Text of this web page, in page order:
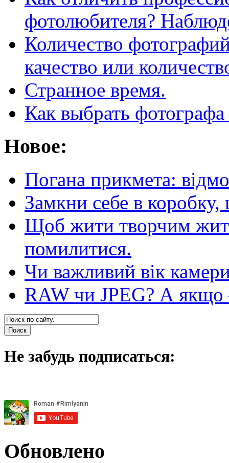
фотолюбителя?
Количество
качество или
Странное время.
Как выбрать
Новое:
Погана прикмета:
Замкни себе в
Щоб жити творчим
помилитися.
Чи важливий вік
RAW чи JPEG? А якщо
Не забудь подписаться:
Обновлено